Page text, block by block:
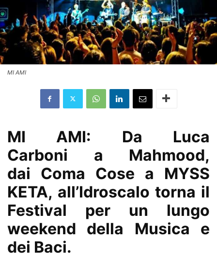
MI AMI
MI AMI: Da Luca
Carboni a Mahmood,
dai Coma Cose a MYSS
KETA, all’Idroscalo torna il
Festival per un lungo
weekend della Musica e
dei Baci.